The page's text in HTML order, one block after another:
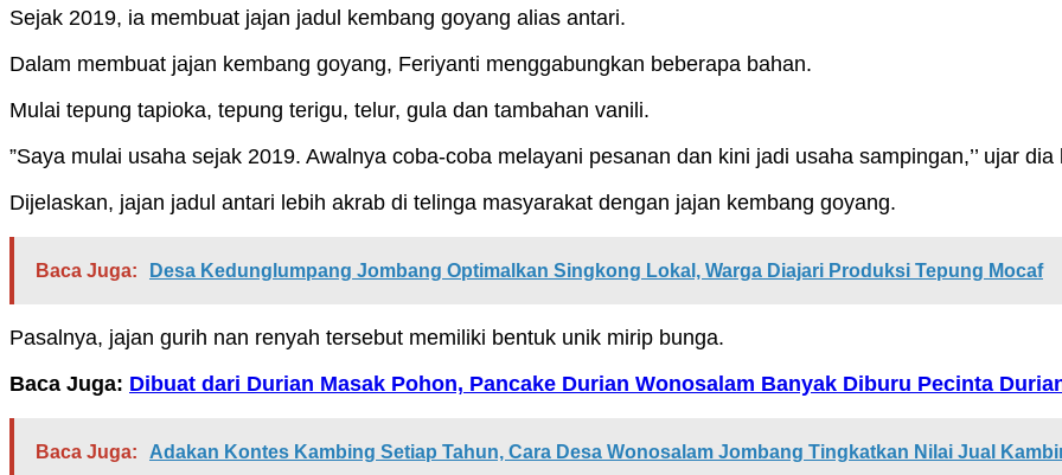
Sejak 2019, ia membuat jajan jadul kembang goyang alias antari.
Dalam membuat jajan kembang goyang, Feriyanti menggabungkan beberapa bahan.
Mulai tepung tapioka, tepung terigu, telur, gula dan tambahan vanili.
”Saya mulai usaha sejak 2019. Awalnya coba-coba melayani pesanan dan kini jadi usaha sampingan,’’ ujar dia
Dijelaskan, jajan jadul antari lebih akrab di telinga masyarakat dengan jajan kembang goyang.
Baca Juga: Desa Kedunglumpang Jombang Optimalkan Singkong Lokal, Warga Diajari Produksi Tepung Mocaf
Pasalnya, jajan gurih nan renyah tersebut memiliki bentuk unik mirip bunga.
Baca Juga: Dibuat dari Durian Masak Pohon, Pancake Durian Wonosalam Banyak Diburu Pecinta
Baca Juga: Adakan Kontes Kambing Setiap Tahun, Cara Desa Wonosalam Jombang Tingkatkan Nilai Jual